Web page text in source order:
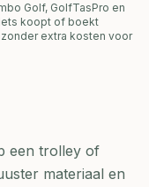
Golf, GolfTasPro en
koopt of boekt
extra kosten voor
een trolley of
materiaal en